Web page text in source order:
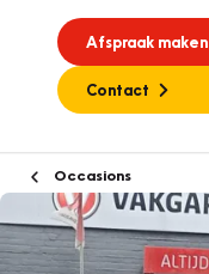
Afspraak maken
Contact
Occasions